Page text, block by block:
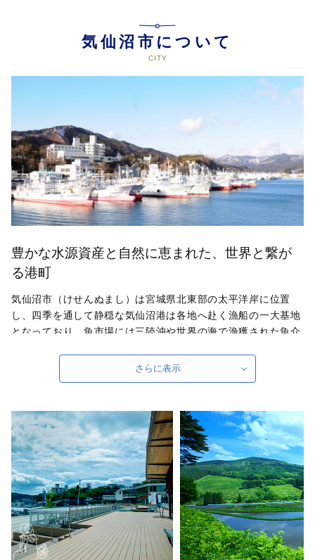
気仙沼市について
豊かな水源資産と自然に恵まれた、世界と繋が
る港町
気仙沼市（けせんぬまし）は宮城県北東部の太平洋岸に位置
し、四季を通して静穏な気仙沼港は各地へ赴く漁船の一大基地
となっており、魚市場には三陸沖や世界の海で漁獲された魚介
本一を誇る生鮮カツオなどの海産物のほか、地元特産の農産物
やB級グルメとして人気の気仙沼ホルモンなどがあり、美食の
害を受けましたが、復興に向けて歩みを進める気仙沼市へ、皆
様の更なる御支援、後押しをお願いいたします。
さらに表示